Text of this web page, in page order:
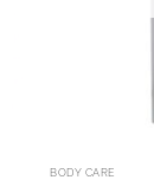
BODY CARE